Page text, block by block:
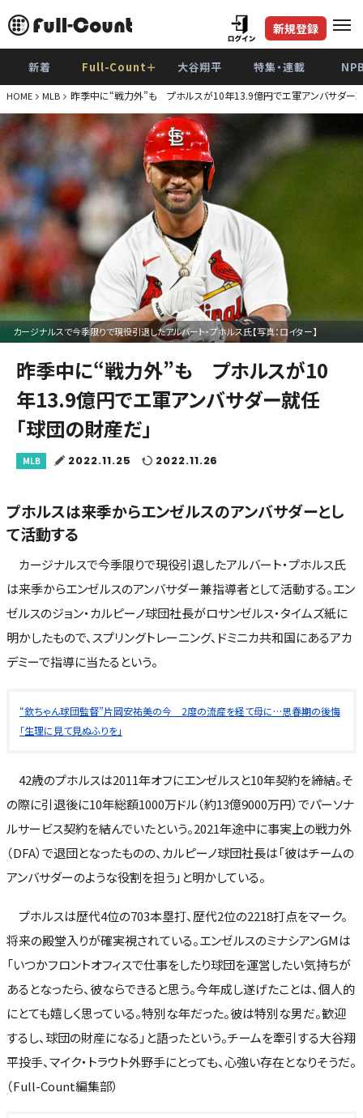
新規登録
新着 Full-Count＋ 大谷翔平 特集・連載
HOME MLB 昨季中に“戦力外”も プホルスが10年13.9億円でエ軍アンバサダー就
カージナルスで今季限りで現役引退したアルバート・プホルス氏【写真：ロイター】
昨季中に“戦力外”も プホルスが10
年13.9億円でエ軍アンバサダー就任
「球団の財産だ」
MLB 2022.11.25 2022.11.26
プホルスは来季からエンゼルスのアンバサダーとし
て活動する
カージナルスで今季限りで現役引退したアルバート・プホルス氏
は来季からエンゼルスのアンバサダー兼指導者として活動する。エン
ゼルスのジョン・カルピーノ球団社長がロサンゼルス・タイムズ紙に
明かしたもので、スプリングトレーニング、ドミニカ共和国にあるアカ
デミーで指導に当たるという。
“欽ちゃん球団監督”片岡安祐美の今 2度の流産を経て母に…思春期の後悔
「生理に見て見ぬふりを」
42歳のプホルスは2011年オフにエンゼルスと10年契約を締結。そ
の際に引退後に10年総額1000万ドル（約13億9000万円）でパーソナ
ルサービス契約を結んでいたという。2021年途中に事実上の戦力外
（DFA）で退団となったものの、カルピーノ球団社長は「彼はチームの
アンバサダーのような役割を担う」と明かしている。
プホルスは歴代4位の703本塁打、歴代2位の2218打点をマーク。
将来の殿堂入りが確実視されている。エンゼルスのミナシアンGMは
「いつかフロントオフィスで仕事をしたり球団を運営したい気持ちが
あるとなったら、彼ならできると思う。今年成し遂げたことは、個人的
にとても嬉しく思っている。特別な年だった。彼は特別な男だ。歓迎
するし、球団の財産になる」と語ったという。チームを牽引する大谷翔
平投手、マイク・トラウト外野手にとっても、心強い存在となりそうだ。
（Full-Count編集部）